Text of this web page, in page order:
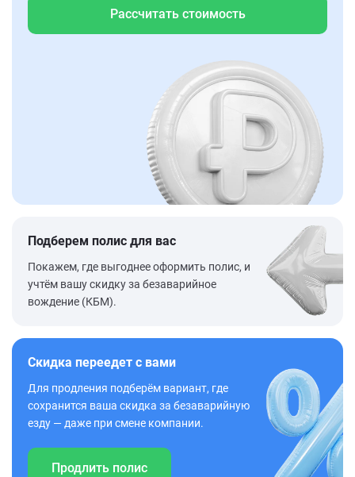
Рассчитать стоимость
Подберем полис для вас
Покажем, где выгоднее оформить полис, и
учтём вашу скидку за безаварийное
вождение (КБМ).
Скидка переедет с вами
Для продления подберём вариант, где
сохранится ваша скидка за безаварийную
езду — даже при смене компании.
Продлить полис